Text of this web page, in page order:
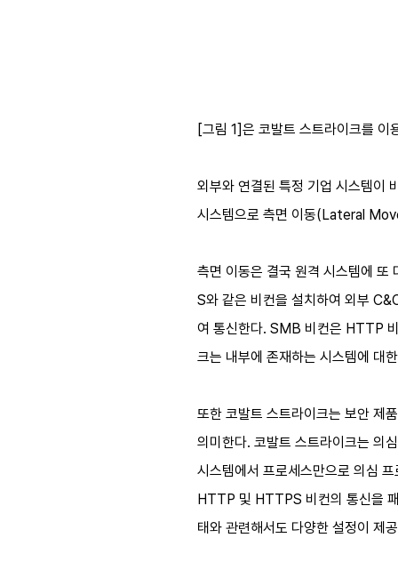
[그림 1]은 코발트 스트라이크를 이
외부와 연결된 특정 기업 시스템이
시스템으로 측면 이동(Lateral
측면 이동은 결국 원격 시스템에
S와 같은 비컨을 설치하여 외부
여 통신한다. SMB 비컨은 HTTP
크는 내부에 존재하는 시스템에 대
또한 코발트 스트라이크는 보안 제
의미한다. 코발트 스트라이크는 의
시스템에서 프로세스만으로 의심
HTTP 및 HTTPS 비컨의 통신을
태와 관련해서도 다양한 설정이 제